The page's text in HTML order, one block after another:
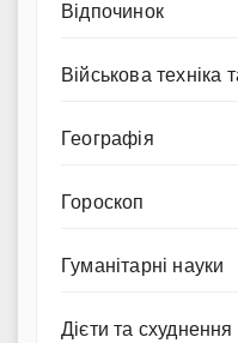
Відпочинок
Військова техніка
Географія
Гороскоп
Гуманітарні науки
Дієти та схуднення